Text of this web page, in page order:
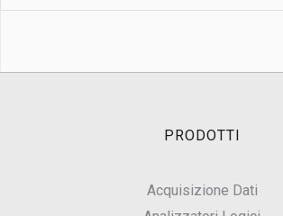
PRODOTTI
Acquisizione Dati